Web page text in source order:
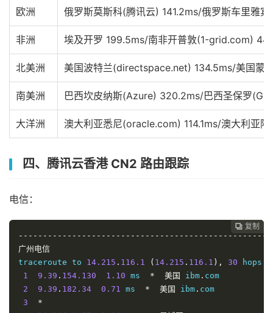
欧洲 俄罗斯莫斯科(腾讯云) 141.2ms/俄罗斯车里雅
非洲 埃及开罗 199.5ms/南非开普敦(1-grid.com)
北美洲 美国波特兰(directspace.net) 134.5ms/美国蒙
南美洲 巴西坎皮纳斯(Azure) 320.2ms/巴西圣保罗
大洋洲 澳大利亚悉尼(oracle.com) 114.1ms/澳大利亚
四、腾讯云香港 CN2 路由跟踪
电信：
 复制
 复制
 复制
 复制
 复制
广州电信
traceroute to 14.215 . 116.1 ( 14.215 . 116.1 ), 30 hops
1
9.39 . 154.130 1.10 ms * 美国 ibm . com
2
9.39 . 182.34 0.71 ms * 美国 ibm . com
3
*